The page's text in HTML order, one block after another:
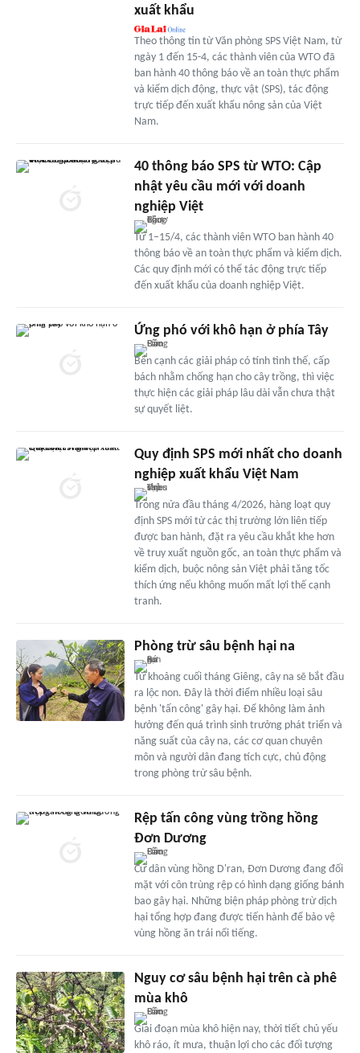
xuất khẩu
Theo thông tin từ Văn phòng SPS Việt Nam, từ
ngày 1 đến 15-4, các thành viên của WTO đã
ban hành 40 thông báo về an toàn thực phẩm
và kiểm dịch động, thực vật (SPS), tác động
trực tiếp đến xuất khẩu nông sản của Việt
Nam.
40 thông báo SPS từ WTO: Cập
nhật yêu cầu mới với doanh
nghiệp Việt
Từ 1–15/4, các thành viên WTO ban hành 40
thông báo về an toàn thực phẩm và kiểm dịch.
Các quy định mới có thể tác động trực tiếp
đến xuất khẩu của doanh nghiệp Việt.
Ứng phó với khô hạn ở phía Tây
Bên cạnh các giải pháp có tính tình thế, cấp
bách nhằm chống hạn cho cây trồng, thì việc
thực hiện các giải pháp lâu dài vẫn chưa thật
sự quyết liệt.
Quy định SPS mới nhất cho doanh
nghiệp xuất khẩu Việt Nam
Trong nửa đầu tháng 4/2026, hàng loạt quy
định SPS mới từ các thị trường lớn liên tiếp
được ban hành, đặt ra yêu cầu khắt khe hơn
về truy xuất nguồn gốc, an toàn thực phẩm và
kiểm dịch, buộc nông sản Việt phải tăng tốc
thích ứng nếu không muốn mất lợi thế cạnh
tranh.
Phòng trừ sâu bệnh hại na
Từ khoảng cuối tháng Giêng, cây na sẽ bắt đầu
ra lộc non. Đây là thời điểm nhiều loại sâu
bệnh 'tấn công' gây hại. Để không làm ảnh
hưởng đến quá trình sinh trưởng phát triển và
năng suất của cây na, các cơ quan chuyên
môn và người dân đang tích cực, chủ động
trong phòng trừ sâu bệnh.
Rệp tấn công vùng trồng hồng
Đơn Dương
Cư dân vùng hồng D'ran, Đơn Dương đang đối
mặt với côn trùng rệp có hình dạng giống bánh
bao gây hại. Những biện pháp phòng trừ dịch
hại tổng hợp đang được tiến hành để bảo vệ
vùng hồng ăn trái nổi tiếng.
Nguy cơ sâu bệnh hại trên cà phê
mùa khô
Giai đoạn mùa khô hiện nay, thời tiết chủ yếu
khô ráo, ít mưa, thuận lợi cho các đối tượng